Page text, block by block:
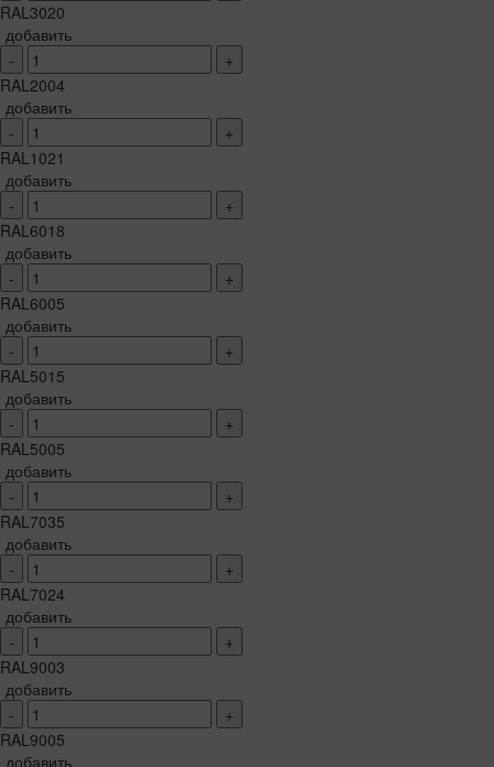
RAL3020
добавить
-
+
RAL2004
добавить
-
+
RAL1021
добавить
-
+
RAL6018
добавить
-
+
RAL6005
добавить
-
+
RAL5015
добавить
-
+
RAL5005
добавить
-
+
RAL7035
добавить
-
+
RAL7024
добавить
-
+
RAL9003
добавить
-
+
RAL9005
добавить